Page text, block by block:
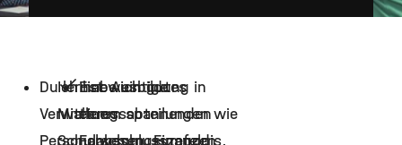
Du lernst wichtige
Verwaltungsabteilungen wie
Personalwesen, Finanzen
Ich habe ein gutes
Mittleres
Schulabschlusszeugnis,
Eine Ausbildung in
einem spannenden
Forschungsumfeld